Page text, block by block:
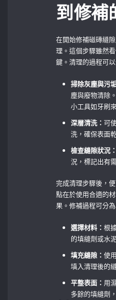
到修補
在開始修補磁磚縫
理。這個步驟雖然
鍵。清理的過程可
掃除灰塵與污
塵與廢物清除
小工具如牙刷
深層清洗：可
洗，確保表面
檢查縫隙狀況
況，標記出有
完成清理步驟後，
點在於使用合適的
果。修補過程可分
選擇材料：根
的填縫劑或水
填充縫隙：使
填入清理後的
平整表面： 用
多餘的填縫劑